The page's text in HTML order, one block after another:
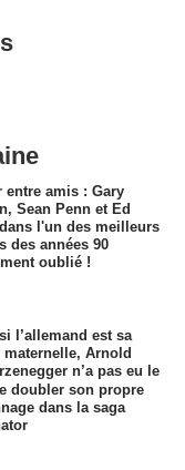
entre amis : Gary
Sean Penn et Ed
l'un des meilleurs
des années 90
oublié !
l’allemand est sa
maternelle, Arnold
n’a pas eu le
doubler son propre
dans la saga